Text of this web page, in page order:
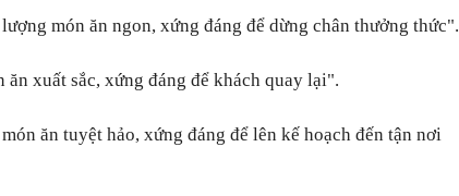
món ăn ngon, xứng đáng để dừng chân thưởng thức".
ăn xuất sắc, xứng đáng để khách quay lại".
ăn tuyệt hảo, xứng đáng để lên kế hoạch đến tận nơi